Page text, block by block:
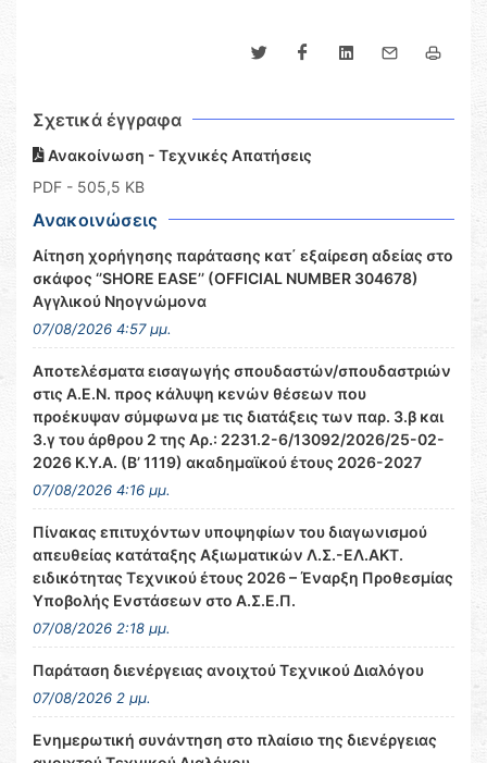
Σχετικά έγγραφα
Ανακοίνωση - Τεχνικές Απατήσεις
PDF - 505,5 KB
Ανακοινώσεις
Αίτηση χορήγησης παράτασης κατ΄ εξαίρεση αδείας στο
σκάφος ‘’SHORE EASE’’ (OFFICIAL NUMBER 304678)
Αγγλικού Νηογνώμονα
07/08/2026 4:57 μμ.
Αποτελέσματα εισαγωγής σπουδαστών/σπουδαστριών
στις Α.Ε.Ν. προς κάλυψη κενών θέσεων που
προέκυψαν σύμφωνα με τις διατάξεις των παρ. 3.β και
3.γ του άρθρου 2 της Αρ.: 2231.2-6/13092/2026/25-02-
2026 Κ.Υ.Α. (Β’ 1119) ακαδημαϊκού έτους 2026-2027
07/08/2026 4:16 μμ.
Πίνακας επιτυχόντων υποψηφίων του διαγωνισμού
απευθείας κατάταξης Αξιωματικών Λ.Σ.-ΕΛ.ΑΚΤ.
ειδικότητας Τεχνικού έτους 2026 – Έναρξη Προθεσμίας
Υποβολής Ενστάσεων στο Α.Σ.Ε.Π.
07/08/2026 2:18 μμ.
Παράταση διενέργειας ανοιχτού Τεχνικού Διαλόγου
07/08/2026 2 μμ.
Ενημερωτική συνάντηση στο πλαίσιο της διενέργειας